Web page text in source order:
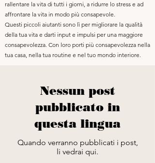
rallentare la vita di tutti i giorni, a ridurre lo stress e ad
affrontare la vita in modo più consapevole.
Questi piccoli aiutanti sono lì per migliorare la qualità
della tua vita e darti input e impulsi per una maggiore
consapevolezza. Con loro porti più consapevolezza nella
tua casa, nella tua routine e nel tuo mondo interiore.
Nessun post
pubblicato in
questa lingua
Quando verranno pubblicati i post,
li vedrai qui.